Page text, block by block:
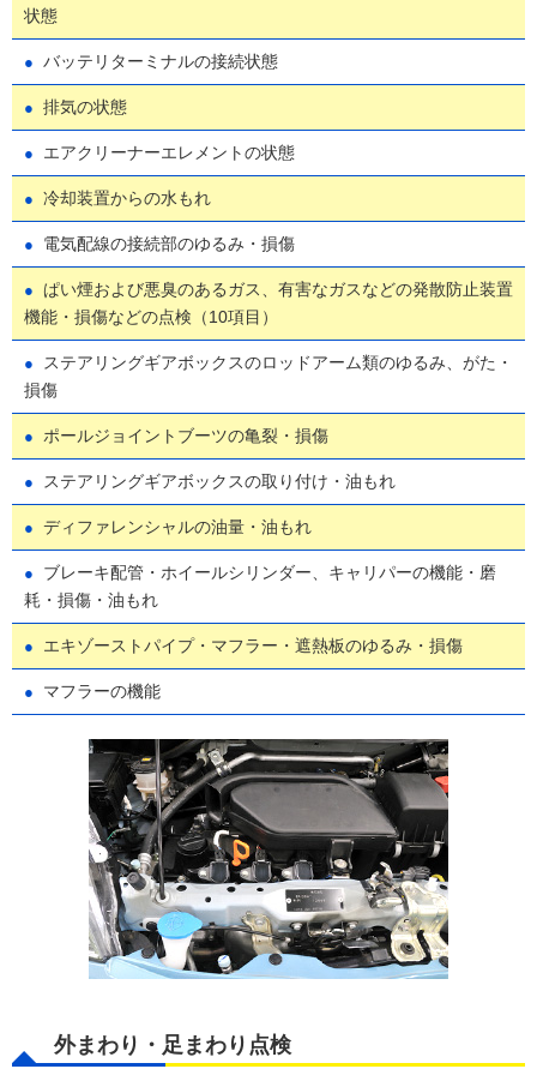
状態
バッテリターミナルの接続状態
排気の状態
エアクリーナーエレメントの状態
冷却装置からの水もれ
電気配線の接続部のゆるみ・損傷
ぱい煙および悪臭のあるガス、有害なガスなどの発散防止装置
機能・損傷などの点検（10項目）
ステアリングギアボックスのロッドアーム類のゆるみ、がた・
損傷
ポールジョイントブーツの亀裂・損傷
ステアリングギアボックスの取り付け・油もれ
ディファレンシャルの油量・油もれ
ブレーキ配管・ホイールシリンダー、キャリパーの機能・磨
耗・損傷・油もれ
エキゾーストパイプ・マフラー・遮熱板のゆるみ・損傷
マフラーの機能
外まわり・足まわり点検